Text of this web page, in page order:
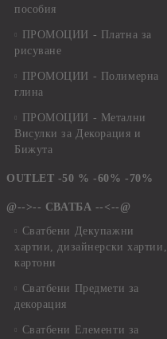
пособия
ПРОМОЦИИ - Платна за
рисуване
ПРОМОЦИИ - Полимерна
глина
ПРОМОЦИИ - Метални
Висулки за Декорация и
Бижута
OUTLET -50 % -60% -70%
@-->-- СВАТБА --<--@
Сватбени Декупажни
хартии, дизайнерски хартии,
картони
Сватбени Предмети за
декорация
Сватбени Елементи за